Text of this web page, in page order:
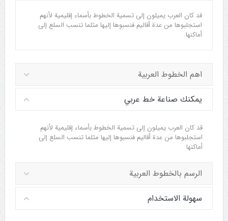
قد كان العرب يميلون إلى تسمية الخطوط بأسماء إقليمية لأنهم
استجلبوها من عدة أقاليم فنسبوها إليها مثلما تنسب السلع إلى
أماكنها
اهم الخطوط العربية
يمكنك صناعة خط عربي
قد كان العرب يميلون إلى تسمية الخطوط بأسماء إقليمية لأنهم
استجلبوها من عدة أقاليم فنسبوها إليها مثلما تنسب السلع إلى
أماكنها
الرسم بالخطوط العربية
سهولة الاستخدام